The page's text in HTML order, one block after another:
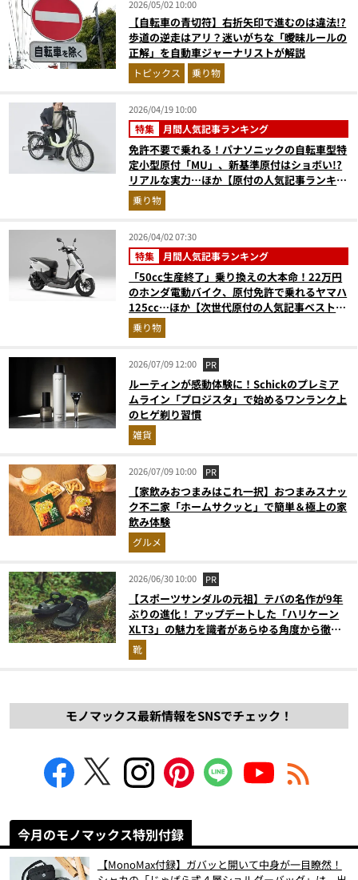
2026/05/02 10:00
【自転車の青切符】右折矢印で進むのは違法!?
歩道の逆走はアリ？迷いがちな「曖昧ルールの
正解」を自動車ジャーナリストが解説
トピックス 乗り物
2026/04/19 10:00
特集 月間人気記事ランキング
免許不要で乗れる！パナソニックの自転車型特
定小型原付「MU」、新基準原付はショボい!?
リアルな実力…ほか【原付の人気記事ランキン
グベスト3】（2026年3月版）
乗り物
2026/04/02 07:30
特集 月間人気記事ランキング
「50cc生産終了」乗り換えの大本命！22万円
のホンダ電動バイク、原付免許で乗れるヤマハ
125cc…ほか【次世代原付の人気記事ベスト
3】（2026年2月版）
乗り物
2026/07/09 12:00 PR
ルーティンが感動体験に！Schickのプレミア
ムライン「プロジスタ」で始めるワンランク上
のヒゲ剃り習慣
雑貨
2026/07/09 10:00 PR
【家飲みおつまみはこれ一択】おつまみスナッ
ク不二家「ホームサクッと」で簡単＆極上の家
飲み体験
グルメ
2026/06/30 10:00 PR
【スポーツサンダルの元祖】テバの名作が9年
ぶりの進化！ アップデートした「ハリケーン
XLT3」の魅力を識者があらゆる角度から徹底
解説！
靴
モノマックス最新情報をSNSでチェック！
今月のモノマックス特別付録
【MonoMax付録】ガバッと開いて中身が一目瞭然！